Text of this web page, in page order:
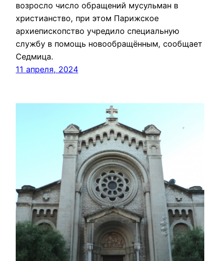
возросло число обращений мусульман в
христианство, при этом Парижское
архиепископство учредило специальную
службу в помощь новообращённым, сообщает
Седмица.
11 апреля, 2024